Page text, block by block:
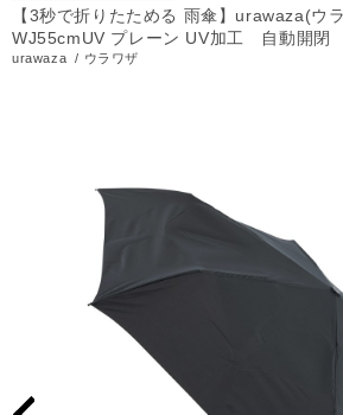
メディア掲載
商品
UNISEX
【3秒で折りたためる 雨傘】urawaza(ウ
WJ55cmUV プレーン UV加工 自動開閉
urawaza / ウラワザ